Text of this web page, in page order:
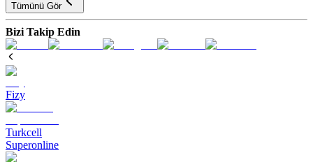
Tümünü Gör
Bizi Takip Edin
Fizy
Turkcell
Superonline